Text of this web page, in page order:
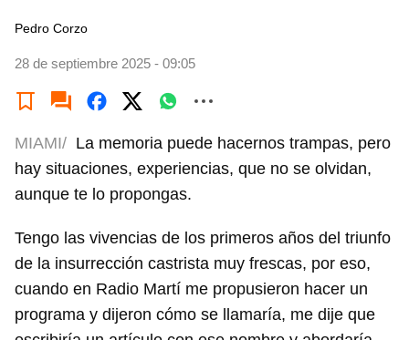
Pedro Corzo
28 de septiembre 2025 - 09:05
MIAMI/ La memoria puede hacernos trampas, pero
hay situaciones, experiencias, que no se olvidan,
aunque te lo propongas.
Tengo las vivencias de los primeros años del triunfo
de la insurrección castrista muy frescas, por eso,
cuando en Radio Martí me propusieron hacer un
programa y dijeron cómo se llamaría, me dije que